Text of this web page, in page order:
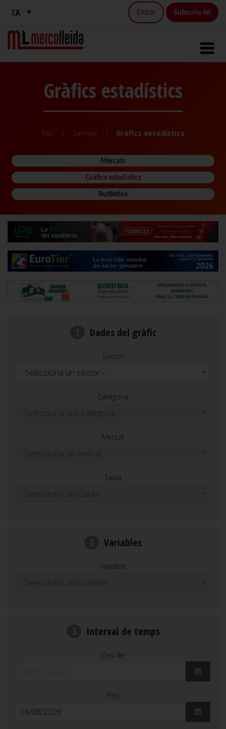
Entrar Subscriu-te!
Gràfics estadístics
Inici Serveis Gràfics estadístics
Mercats
Gràfics estadístics
Butlletins
Dades del gràfic
Sector
Categoria
Mercat
Taula
Variables
Variable
Interval de temps
Des de
Fins